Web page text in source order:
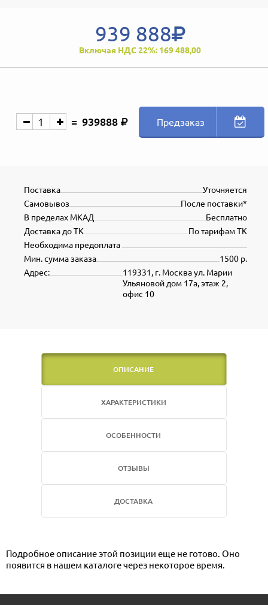
939 888
Включая НДС 22%: 169 488,00
939888 Предзаказ
Уточняется
Поставка
После поставки*
Самовывоз
Бесплатно
В пределах МКАД
По тарифам ТК
Доставка до ТК
Необходима предоплата
1500 р.
Мин. сумма заказа
119331, г. Москва ул. Марии
Ульяновой дом 17а, этаж 2,
офис 10
Адрес:
ОПИСАНИЕ
ХАРАКТЕРИСТИКИ
ОСОБЕННОСТИ
ОТЗЫВЫ
ДОСТАВКА
Подробное описание этой позиции еще не готово. Оно
появится в нашем каталоге через некоторое время.